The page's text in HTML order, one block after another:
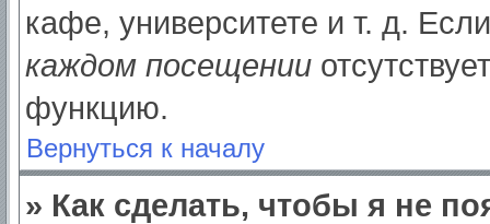
кафе, университете и т. д.
каждом посещении
функцию.
Вернуться к началу
» Как сделать, чтобы я не